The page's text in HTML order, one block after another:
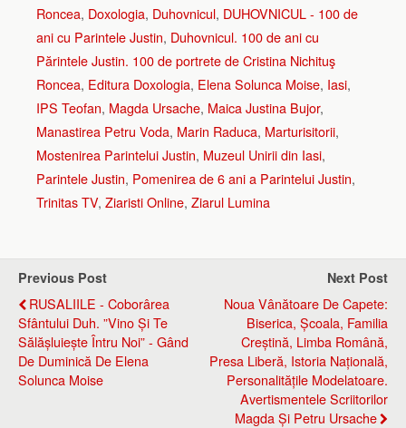
Roncea, Doxologia, Duhovnicul, DUHOVNICUL - 100 de
ani cu Parintele Justin, Duhovnicul. 100 de ani cu
Părintele Justin. 100 de portrete de Cristina Nichituş
Roncea, Editura Doxologia, Elena Solunca Moise, Iasi,
IPS Teofan, Magda Ursache, Maica Justina Bujor,
Manastirea Petru Voda, Marin Raduca, Marturisitorii,
Mostenirea Parintelui Justin, Muzeul Unirii din Iasi,
Parintele Justin, Pomenirea de 6 ani a Parintelui Justin,
Trinitas TV, Ziaristi Online, Ziarul Lumina
Previous Post
RUSALIILE - Coborârea
Sfântului Duh. ”Vino Și Te
Sălășluiește Întru Noi” - Gând
De Duminică De Elena
Solunca Moise
Next Post
Noua Vânătoare De Capete:
Biserica, Școala, Familia
Creștină, Limba Română,
Presa Liberă, Istoria Națională,
Personalitățile Modelatoare.
Avertismentele Scriitorilor
Magda Și Petru Ursache